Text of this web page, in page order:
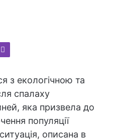
з екологічною та
спалаху
яка призвела до
популяції
описана в